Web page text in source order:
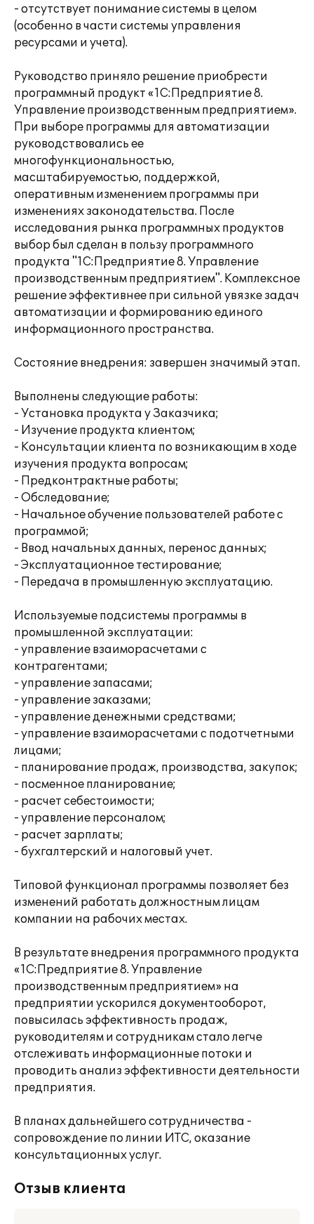
- отсутствует понимание системы в целом
(особенно в части системы управления
ресурсами и учета).
Руководство приняло решение приобрести
программный продукт «1С:Предприятие 8.
Управление производственным предприятием».
При выборе программы для автоматизации
руководствовались ее
многофункциональностью,
масштабируемостью, поддержкой,
оперативным изменением программы при
изменениях законодательства. После
исследования рынка программных продуктов
выбор был сделан в пользу программного
продукта "1С:Предприятие 8. Управление
производственным предприятием". Комплексное
решение эффективнее при сильной увязке задач
автоматизации и формированию единого
информационного пространства.
Состояние внедрения: завершен значимый этап.
Выполнены следующие работы:
- Установка продукта у Заказчика;
- Изучение продукта клиентом;
- Консультации клиента по возникающим в ходе
изучения продукта вопросам;
- Предконтрактные работы;
- Обследование;
- Начальное обучение пользователей работе с
программой;
- Ввод начальных данных, перенос данных;
- Эксплуатационное тестирование;
- Передача в промышленную эксплуатацию.
Используемые подсистемы программы в
промышленной эксплуатации:
- управление взаиморасчетами с
контрагентами;
- управление запасами;
- управление заказами;
- управление денежными средствами;
- управление взаиморасчетами с подотчетными
лицами;
- планирование продаж, производства, закупок;
- посменное планирование;
- расчет себестоимости;
- управление персоналом;
- расчет зарплаты;
- бухгалтерский и налоговый учет.
Типовой функционал программы позволяет без
изменений работать должностным лицам
компании на рабочих местах.
В результате внедрения программного продукта
«1С:Предприятие 8. Управление
производственным предприятием» на
предприятии ускорился документооборот,
повысилась эффективность продаж,
руководителям и сотрудникам стало легче
отслеживать информационные потоки и
проводить анализ эффективности деятельности
предприятия.
В планах дальнейшего сотрудничества -
сопровождение по линии ИТС, оказание
консультационных услуг.
Отзыв клиента